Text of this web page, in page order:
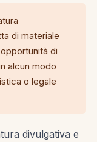
di materiale
di
alcun modo
o legale
divulgativa e